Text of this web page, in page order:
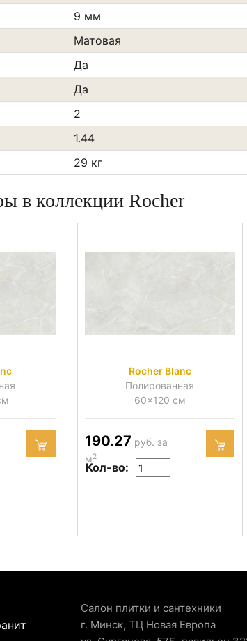
9 мм
Матовая
Да
Да
2
1.44
29 кг
в коллекции Rocher
Rocher Blanc
Полированная
60x120 см
190.27 руб. за
м2
Кол-во:
Салон плитки и сантехники
г. Минск, ТЦ Новая Европа